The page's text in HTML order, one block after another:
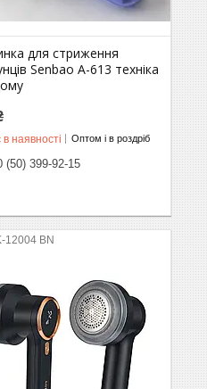
для стриження
Senbao A-613 техніка
наявності Оптом і в роздріб
(50) 399-92-15
12004 BN